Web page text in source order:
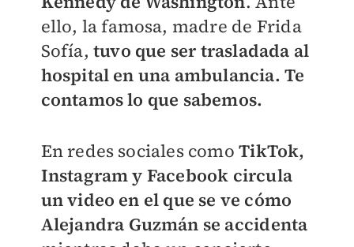
ello, la famosa, madre de Frida
Sofía, tuvo que ser trasladada al
hospital en una ambulancia. Te
contamos lo que sabemos.
En redes sociales comoTikTok,
Instagram y Facebook circula
un video en el que se ve cómo
Alejandra Guzmán se accidenta